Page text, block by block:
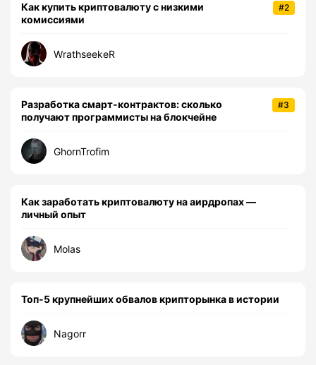
#2
Как купить криптовалюту с низкими
комиссиями
WrathseekeR
#3
Разработка смарт-контрактов: сколько
получают программисты на блокчейне
GhornTrofim
Как заработать криптовалюту на аирдропах —
личный опыт
Molas
Топ-5 крупнейших обвалов крипторынка в истории
Nagorr